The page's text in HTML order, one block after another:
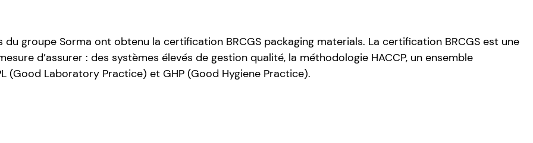
groupe Sorma ont obtenu la certification BRCGS packaging materials. La certification BRCGS est une
d’assurer : des systèmes élevés de gestion qualité, la méthodologie HACCP, un ensemble
(Good Laboratory Practice) et GHP (Good Hygiene Practice).